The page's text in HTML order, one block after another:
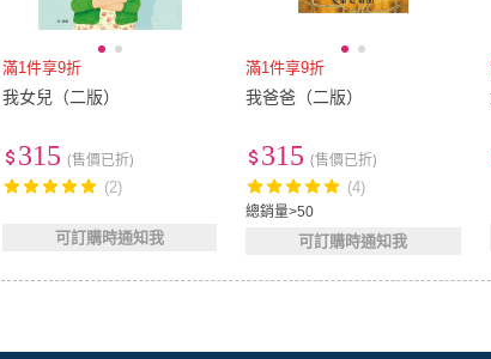
滿1件享9折
我女兒（二版）
315 (售價已折)
(2)
可訂購時通知我
滿1件享9折
我爸爸（二版）
總銷量>50
315 (售價已折)
(4)
可訂購時通知我